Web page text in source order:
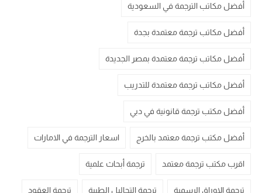
أفضل مكاتب الترجمة في السعودية
أفضل مكاتب ترجمة معتمدة بجدة
أفضل مكاتب ترجمة معتمدة بمصر الجديدة
أفضل مكاتب ترجمة معتمدة للتدريب
أفضل مكتب ترجمة قانونية في دبي
أفضل مكتب ترجمة معتمد بالخرج اسعار الترجمة في الامارات
اقرب مكتب ترجمة معتمد ترجمة أبحاث علمية
ترجمة الاوراق الرسمية ترجمة التحاليل الطبية ترجمة العقود